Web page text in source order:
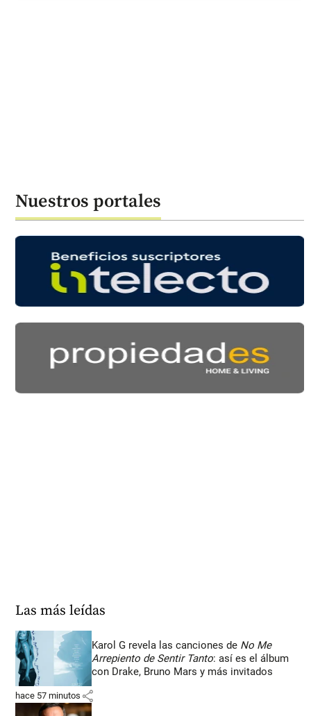
Nuestros portales
Las más leídas
Karol G revela las canciones de No Me
Arrepiento de Sentir Tanto: así es el álbum
con Drake, Bruno Mars y más invitados
hace 57 minutos share